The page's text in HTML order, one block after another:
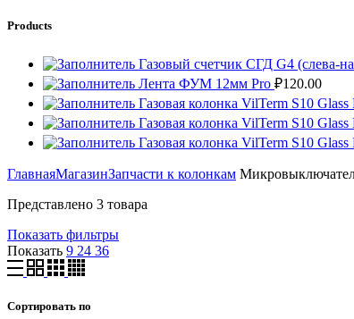
Products
Газовый счетчик СГД G4 (слева-
Лента ФУМ 12мм Pro ₽120.00
Газовая колонка VilTerm S10
Газовая колонка VilTerm S10
Газовая колонка VilTerm S10
ГлавнаяМагазинЗапчасти к колонкам
Представлено 3 товара
Показать фильтры
Показать 9 24 36
Сортировать по